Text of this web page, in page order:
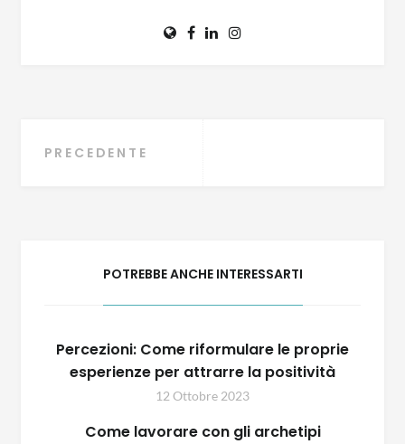
Navigazione
PRECEDENTE
POTREBBE ANCHE INTERESSARTI
Percezioni: Come riformulare le proprie
esperienze per attrarre la positività
12 Ottobre 2023
Come lavorare con gli archetipi